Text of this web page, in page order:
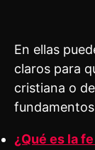
En ellas
claros para
cristiana o
¿Qué es la